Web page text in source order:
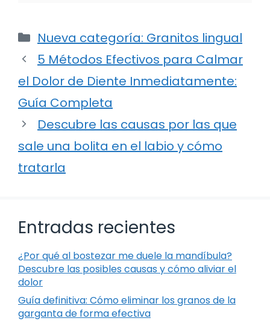
Categorías
Nueva categoría: Granitos lingual
5 Métodos Efectivos para Calmar
el Dolor de Diente Inmediatamente:
Guía Completa
Descubre las causas por las que
sale una bolita en el labio y cómo
tratarla
Entradas recientes
¿Por qué al bostezar me duele la mandíbula?
Descubre las posibles causas y cómo aliviar el
dolor
Guía definitiva: Cómo eliminar los granos de la
garganta de forma efectiva